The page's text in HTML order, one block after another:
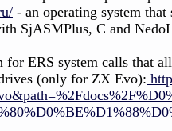
- an operating system
SjASMPlus, C and
for ERS system calls that
(only for ZX Evo):